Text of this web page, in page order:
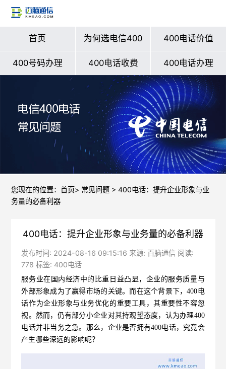
首页 为何选电信400 400电话价值
400号码办理 400电话收费 400电话办理
您现在的位置： 首页> 常见问题> 400电话：提升企业形象与业
务量的必备利器
400电话：提升企业形象与业务量的必备利器
发布时间: 2024-08-16 09:15:16 来源: 百脑通信 阅读:
778 标签: 400电话
服务业在国内经济中的比重日益凸显，企业的服务质量与
外部形象成为了赢得市场的关键。而在这个背景下，400电
话作为企业形象与业务优化的重要工具，其重要性不容忽
视。然而，仍有部分小企业对其持观望态度，认为办理400
电话并非当务之急。那么，企业是否拥有400电话，究竟会
产生哪些深远的影响呢？